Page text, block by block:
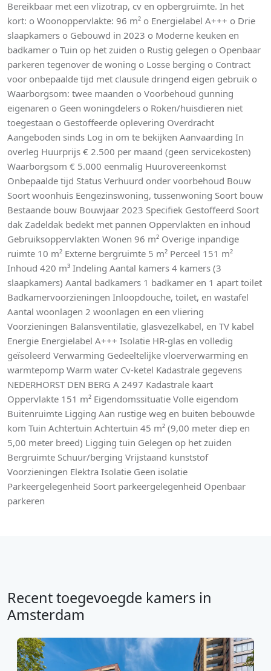
Bereikbaar met een vlizotrap, cv en opbergruimte. In het
kort: o Woonoppervlakte: 96 m² o Energielabel A+++ o Drie
slaapkamers o Gebouwd in 2023 o Moderne keuken en
badkamer o Tuin op het zuiden o Rustig gelegen o Openbaar
parkeren tegenover de woning o Losse berging o Contract
voor onbepaalde tijd met clausule dringend eigen gebruik o
Waarborgsom: twee maanden o Voorbehoud gunning
eigenaren o Geen woningdelers o Roken/huisdieren niet
toegestaan o Gestoffeerde oplevering Overdracht
Aangeboden sinds Log in om te bekijken Aanvaarding In
overleg Huurprijs € 2.500 per maand (geen servicekosten)
Waarborgsom € 5.000 eenmalig Huurovereenkomst
Onbepaalde tijd Status Verhuurd onder voorbehoud Bouw
Soort woonhuis Eengezinswoning, tussenwoning Soort bouw
Bestaande bouw Bouwjaar 2023 Specifiek Gestoffeerd Soort
dak Zadeldak bedekt met pannen Oppervlakten en inhoud
Gebruiksoppervlakten Wonen 96 m² Overige inpandige
ruimte 10 m² Externe bergruimte 5 m² Perceel 151 m²
Inhoud 420 m³ Indeling Aantal kamers 4 kamers (3
slaapkamers) Aantal badkamers 1 badkamer en 1 apart toilet
Badkamervoorzieningen Inloopdouche, toilet, en wastafel
Aantal woonlagen 2 woonlagen en een vliering
Voorzieningen Balansventilatie, glasvezelkabel, en TV kabel
Energie Energielabel A+++ Isolatie HR-glas en volledig
geïsoleerd Verwarming Gedeeltelijke vloerverwarming en
warmtepomp Warm water Cv-ketel Kadastrale gegevens
NEDERHORST DEN BERG A 2497 Kadastrale kaart
Oppervlakte 151 m² Eigendomssituatie Volle eigendom
Buitenruimte Ligging Aan rustige weg en buiten bebouwde
kom Tuin Achtertuin Achtertuin 45 m² (9,00 meter diep en
5,00 meter breed) Ligging tuin Gelegen op het zuiden
Bergruimte Schuur/berging Vrijstaand kunststof
Voorzieningen Elektra Isolatie Geen isolatie
Parkeergelegenheid Soort parkeergelegenheid Openbaar
parkeren
Recent toegevoegde kamers in
Amsterdam